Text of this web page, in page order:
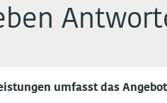
umfasst das